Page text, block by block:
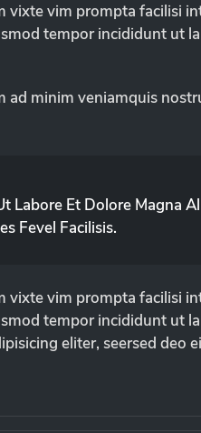
vim prompta facilisi
tempor incididunt ut
minim veniamquis
Et Dolore Magna
Fevel Facilisis.
vim prompta facilisi
tempor incididunt ut
eliter, seersed deo